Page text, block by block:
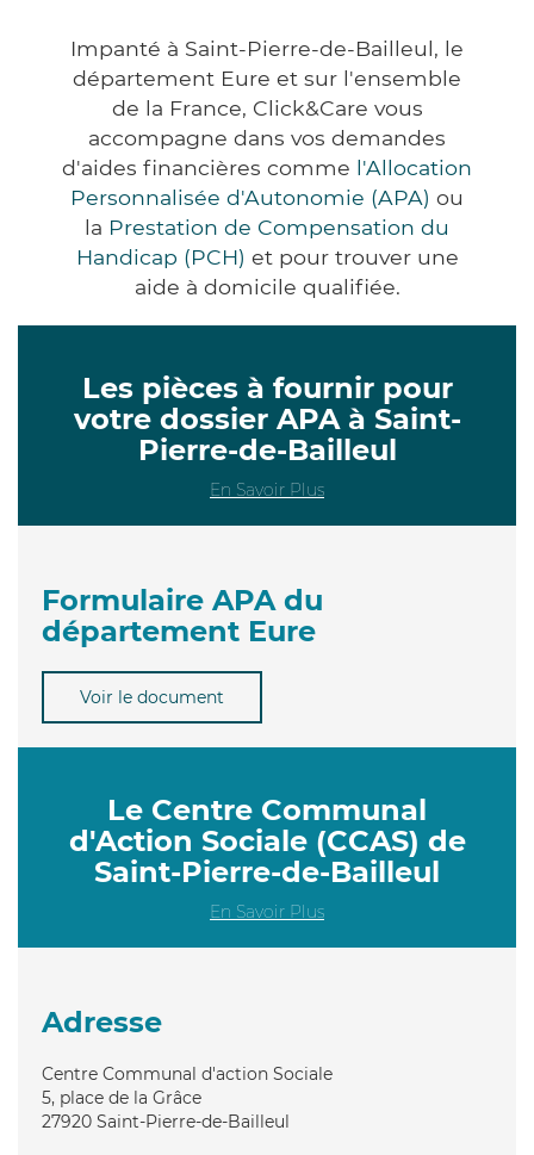
Impanté à Saint-Pierre-de-Bailleul, le
département Eure et sur l'ensemble
de la France, Click&Care vous
accompagne dans vos demandes
d'aides financières comme l'Allocation
Personnalisée d'Autonomie (APA) ou
la Prestation de Compensation du
Handicap (PCH) et pour trouver une
aide à domicile qualifiée.
Les pièces à fournir pour
votre dossier APA à Saint-
Pierre-de-Bailleul
En Savoir Plus
Formulaire APA du
département Eure
Voir le document
Le Centre Communal
d'Action Sociale (CCAS) de
Saint-Pierre-de-Bailleul
En Savoir Plus
Adresse
Centre Communal d'action Sociale
5, place de la Grâce
27920 Saint-Pierre-de-Bailleul